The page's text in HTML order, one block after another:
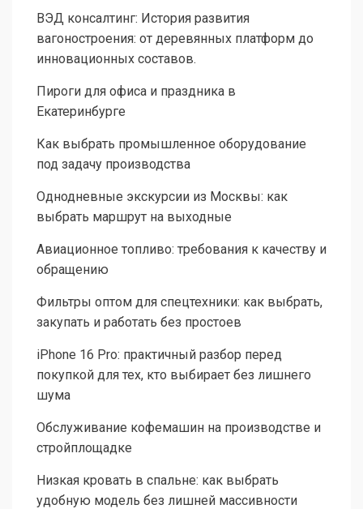
ВЭД консалтинг: История развития
вагоностроения: от деревянных платформ до
инновационных составов.
Пироги для офиса и праздника в
Екатеринбурге
Как выбрать промышленное оборудование
под задачу производства
Однодневные экскурсии из Москвы: как
выбрать маршрут на выходные
Авиационное топливо: требования к качеству и
обращению
Фильтры оптом для спецтехники: как выбрать,
закупать и работать без простоев
iPhone 16 Pro: практичный разбор перед
покупкой для тех, кто выбирает без лишнего
шума
Обслуживание кофемашин на производстве и
стройплощадке
Низкая кровать в спальне: как выбрать
удобную модель без лишней массивности